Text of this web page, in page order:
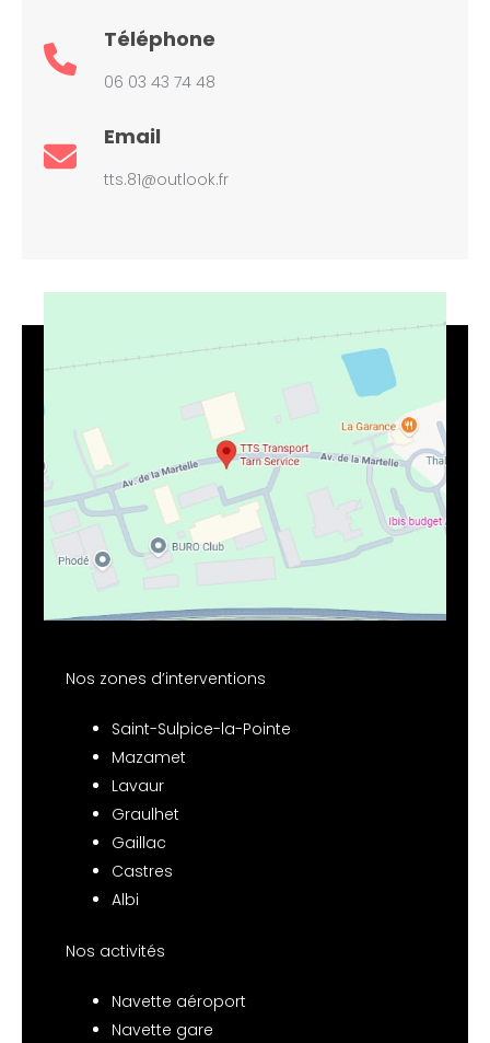
Téléphone
06 03 43 74 48
Email
tts.81@outlook.fr
Nos zones d’interventions
Saint-Sulpice-la-Pointe
Mazamet
Lavaur
Graulhet
Gaillac
Castres
Albi
Nos activités
Navette aéroport
Navette gare